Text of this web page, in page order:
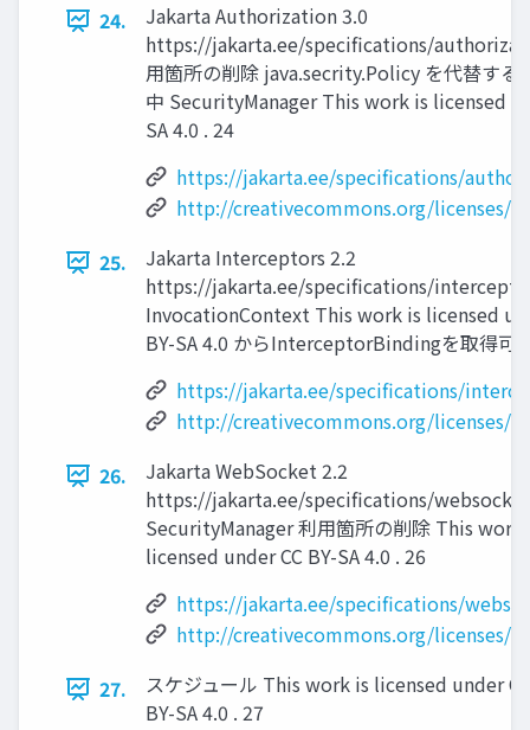
24.
Jakarta Authorization 3.0
https://jakarta.ee/specifications/
用箇所の削除 java.secrity.Policy を代替する
中 SecurityManager This work is licensed
SA 4.0 . 24
https://jakarta.ee/specifications/
http://creativecommons.org/licenses/
25.
Jakarta Interceptors 2.2
https://jakarta.ee/specifications/
InvocationContext This work is licensed
BY-SA 4.0 からInterceptorBindingを取得可
https://jakarta.ee/specifications/
http://creativecommons.org/licenses/
26.
Jakarta WebSocket 2.2
https://jakarta.ee/specifications/
SecurityManager 利用箇所の削除 This work
licensed under CC BY-SA 4.0 . 26
https://jakarta.ee/specifications/
http://creativecommons.org/licenses/
27.
スケジュール This work is licensed under CC
BY-SA 4.0 . 27